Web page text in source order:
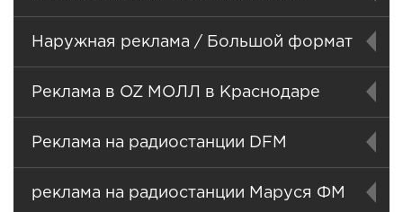
Наружная реклама / Большой формат
Реклама в OZ МОЛЛ в Краснодаре
Реклама на радиостанции DFM
реклама на радиостанции Маруся ФМ